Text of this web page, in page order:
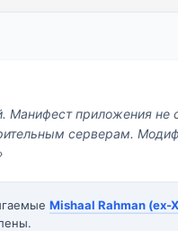
Манифест приложения не
серверам.
Mishaal Rahman (ex-